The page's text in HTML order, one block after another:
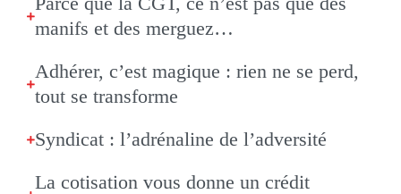
manifs et des merguez…
Adhérer, c’est magique : rien ne se perd,
tout se transforme
Syndicat : l’adrénaline de l’adversité
La cotisation vous donne un crédit